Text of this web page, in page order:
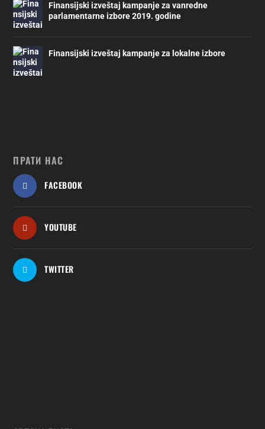
Finansijski izveštaj kampanje za vanredne
parlamentarne izbore 2019. godine
Finansijski izveštaj kampanje za lokalne izbore
ПРАТИ НАС
FACEBOOK
YOUTUBE
TWITTER